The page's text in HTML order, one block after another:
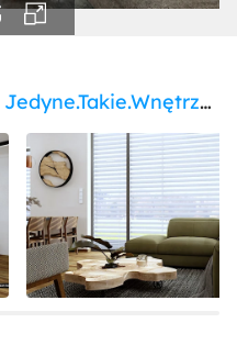
Jedyne.Takie.Wnętrza - Leśne inspiracje domu Gdańsk